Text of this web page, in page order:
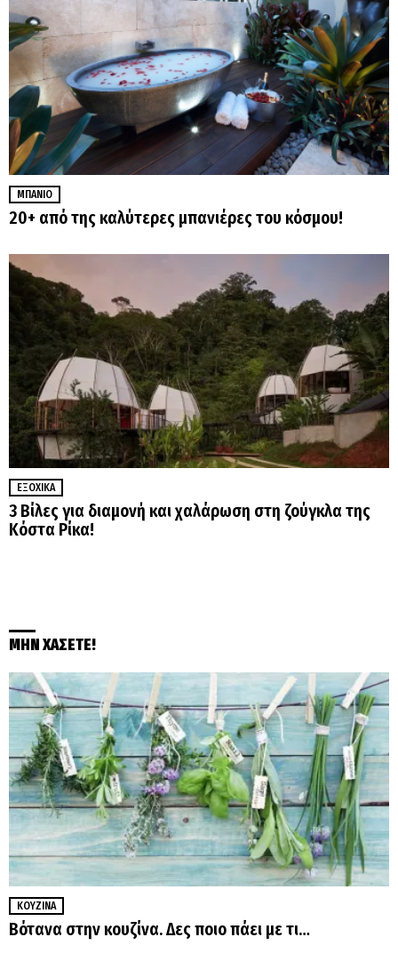
ΜΠΆΝΙΟ
20+ από της καλύτερες μπανιέρες του κόσμου!
ΕΞΟΧΙΚΆ
3 Βίλες για διαμονή και χαλάρωση στη ζούγκλα της
Κόστα Ρίκα!
ΜΗΝ ΧΑΣΕΤΕ!
ΚΟΥΖΊΝΑ
Βότανα στην κουζίνα. Δες ποιο πάει με τι…